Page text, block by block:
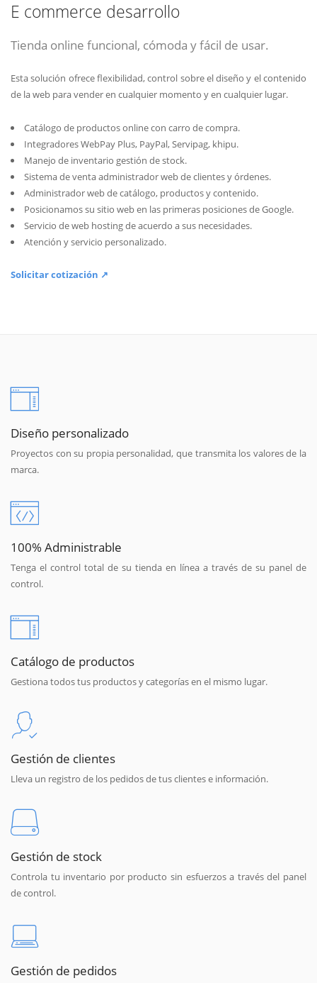
E commerce desarrollo
Tienda online funcional, cómoda y fácil de usar.
Esta solución ofrece flexibilidad, control sobre el diseño y el contenido
de la web para vender en cualquier momento y en cualquier lugar.
Catálogo de productos online con carro de compra.
Integradores WebPay Plus, PayPal, Servipag, khipu.
Manejo de inventario gestión de stock.
Sistema de venta administrador web de clientes y órdenes.
Administrador web de catálogo, productos y contenido.
Posicionamos su sitio web en las primeras posiciones de Google.
Servicio de web hosting de acuerdo a sus necesidades.
Atención y servicio personalizado.
Solicitar cotización ↗
Diseño personalizado
Proyectos con su propia personalidad, que transmita los valores de la
marca.
100% Administrable
Tenga el control total de su tienda en línea a través de su panel de
control.
Catálogo de productos
Gestiona todos tus productos y categorías en el mismo lugar.
Gestión de clientes
Lleva un registro de los pedidos de tus clientes e información.
Gestión de stock
Controla tu inventario por producto sin esfuerzos a través del panel
de control.
Gestión de pedidos